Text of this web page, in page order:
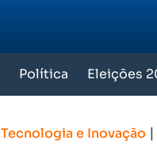
Política Eleições
Tecnologia e Inovação |